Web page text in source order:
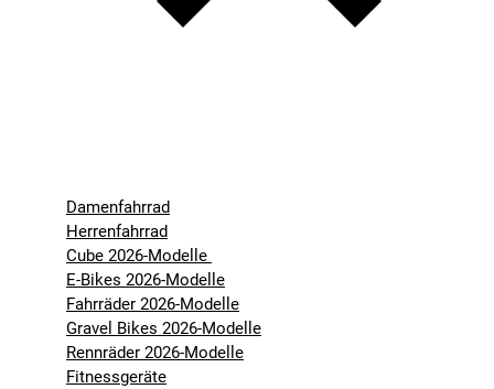
Damenfahrrad
Herrenfahrrad
Cube 2026-Modelle
E-Bikes 2026-Modelle
Fahrräder 2026-Modelle
Gravel Bikes 2026-Modelle
Rennräder 2026-Modelle
Fitnessgeräte